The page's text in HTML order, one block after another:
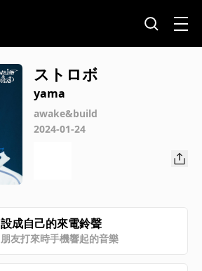
ストロボ
yama
awake&build
2024-01-24
設成自己的來電鈴聲
朋友打來時手機響起的音樂